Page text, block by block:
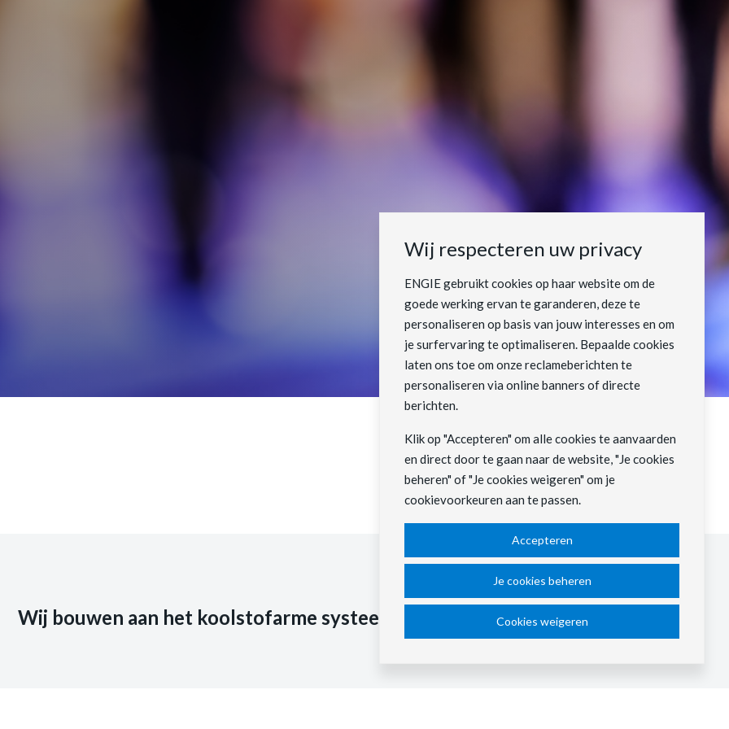
Wij bouwen aan het koolstofarme systeem van morgen.
Wij respecteren uw privacy
ENGIE gebruikt cookies op haar website om de
goede werking ervan te garanderen, deze te
personaliseren op basis van jouw interesses en om
je surfervaring te optimaliseren. Bepaalde cookies
laten ons toe om onze reclameberichten te
personaliseren via online banners of directe
berichten.
Klik op "Accepteren" om alle cookies te aanvaarden
en direct door te gaan naar de website, "Je cookies
beheren" of "Je cookies weigeren" om je
cookievoorkeuren aan te passen.
Accepteren
Je cookies beheren
Cookies weigeren